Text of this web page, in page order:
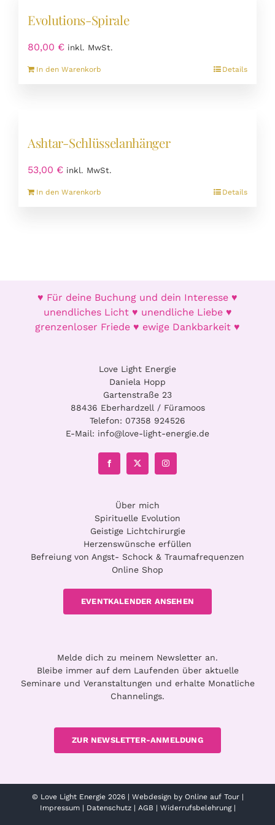
auf.
Optionen
werden
Evolutions-Spirale
80,00 € inkl. MwSt.
In den Warenkorb Details
Ashtar-Schlüsselanhänger
53,00 € inkl. MwSt.
In den Warenkorb Details
♥ Für deine Buchung und dein Interesse ♥
unendliches Licht ♥ unendliche Liebe ♥
grenzenloser Friede ♥ ewige Dankbarkeit ♥
Love Light Energie
Daniela Hopp
Gartenstraße 23
88436 Eberhardzell / Füramoos
Telefon: 07358 924526
E-Mail: info@love-light-energie.de
Über mich
Spirituelle Evolution
Geistige Lichtchirurgie
Herzenswünsche erfüllen
Befreiung von Angst- Schock & Traumafrequenzen
Online Shop
EVENTKALENDER ANSEHEN
Melde dich zu meinem Newsletter an.
Bleibe immer auf dem Laufenden über aktuelle
Seminare und Veranstaltungen und erhalte Monatliche
Channelings.
ZUR NEWSLETTER-ANMELDUNG
© Love Light Energie 2026 | Webdesign by Online auf Tour|
Impressum| Datenschutz| AGB | Widerrufsbelehrung|